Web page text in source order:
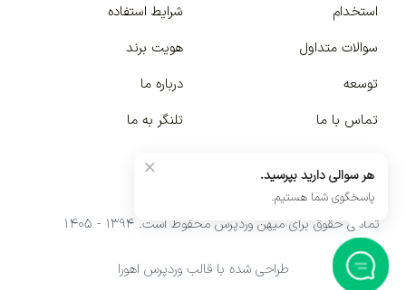
استخدام
شرایط استفاده
سوالات متداول
هویت برند
توسعه
درباره ما
تماس با ما
تلنگر به ما
تمامی حقوق برای میهن وردپرس محفوظ است. ۱۳۹۴ - ۱۴۰۵
طراحی شده با قالب وردپرس اهورا
× هر سوالی دارید بپرسید.
پاسخگوی شما هستیم.